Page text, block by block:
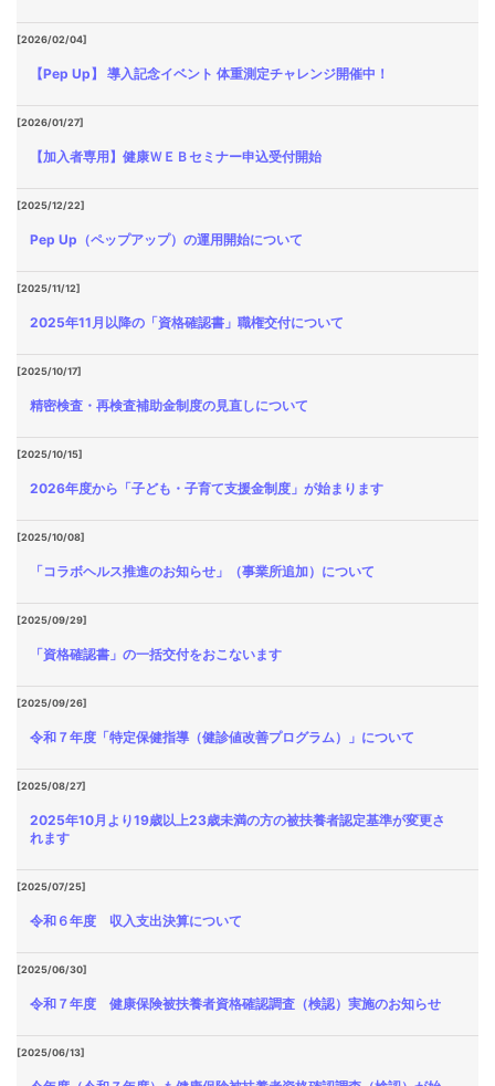
[2026/02/04]
【Pep Up】 導入記念イベント 体重測定チャレンジ開催中！
[2026/01/27]
【加入者専用】健康ＷＥＢセミナー申込受付開始
[2025/12/22]
Pep Up（ペップアップ）の運用開始について
[2025/11/12]
2025年11月以降の「資格確認書」職権交付について
[2025/10/17]
精密検査・再検査補助金制度の見直しについて
[2025/10/15]
2026年度から「子ども・子育て支援金制度」が始まります
[2025/10/08]
「コラボヘルス推進のお知らせ」（事業所追加）について
[2025/09/29]
「資格確認書」の一括交付をおこないます
[2025/09/26]
令和７年度「特定保健指導（健診値改善プログラム）」について
[2025/08/27]
2025年10月より19歳以上23歳未満の方の被扶養者認定基準が変更さ
れます
[2025/07/25]
令和６年度 収入支出決算について
[2025/06/30]
令和７年度 健康保険被扶養者資格確認調査（検認）実施のお知らせ
[2025/06/13]